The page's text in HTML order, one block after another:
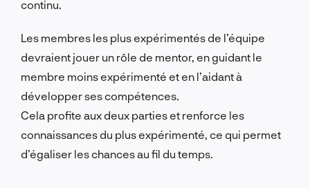
continu.
Les membres les plus expérimentés de l’équipe
devraient jouer un rôle de mentor, en guidant le
membre moins expérimenté et en l’aidant à
développer ses compétences.
Cela profite aux deux parties et renforce les
connaissances du plus expérimenté, ce qui permet
d’égaliser les chances au fil du temps.